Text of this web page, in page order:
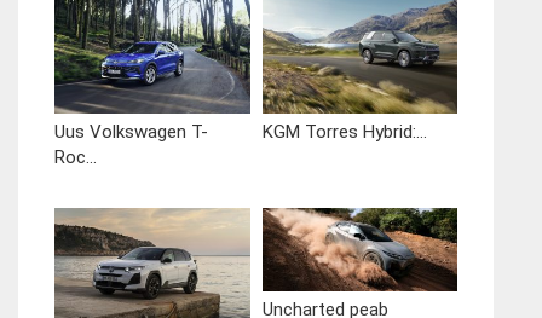
Uus Volkswagen T-
Roc...
KGM Torres Hybrid:...
Uncharted peab